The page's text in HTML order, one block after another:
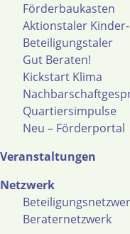
Förderbaukasten
Aktionstaler
Beteiligungstaler
Gut Beraten!
Kickstart Klima
Quartiersimpulse
Neu – Förderportal
Veranstaltungen
Netzwerk
Beraternetzwerk